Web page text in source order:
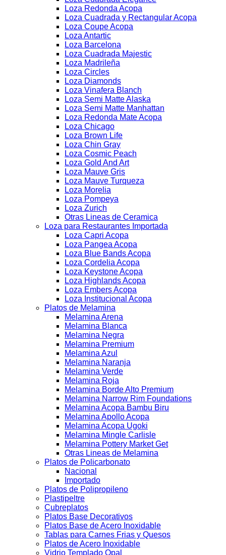
Loza Redonda Acopa
Loza Cuadrada y Rectangular Acopa
Loza Coupe Acopa
Loza Antartic
Loza Barcelona
Loza Cuadrada Majestic
Loza Madrileña
Loza Circles
Loza Diamonds
Loza Vinafera Blanch
Loza Semi Matte Alaska
Loza Semi Matte Manhattan
Loza Redonda Mate Acopa
Loza Chicago
Loza Brown Life
Loza Chin Gray
Loza Cosmic Peach
Loza Gold And Art
Loza Mauve Gris
Loza Mauve Turqueza
Loza Morelia
Loza Pompeya
Loza Zurich
Otras Lineas de Ceramica
Loza para Restaurantes Importada
Loza Capri Acopa
Loza Pangea Acopa
Loza Blue Bands Acopa
Loza Cordelia Acopa
Loza Keystone Acopa
Loza Highlands Acopa
Loza Embers Acopa
Loza Institucional Acopa
Platos de Melamina
Melamina Arena
Melamina Blanca
Melamina Negra
Melamina Premium
Melamina Azul
Melamina Naranja
Melamina Verde
Melamina Roja
Melamina Borde Alto Premium
Melamina Narrow Rim Foundations
Melamina Acopa Bambu Biru
Melamina Apollo Acopa
Melamina Acopa Ugoki
Melamina Mingle Carlisle
Melamina Pottery Market Get
Otras Lineas de Melamina
Platos de Policarbonato
Nacional
Importado
Platos de Polipropileno
Plastipeltre
Cubreplatos
Platos Base Decorativos
Platos Base de Acero Inoxidable
Tablas para Carnes Frias y Quesos
Platos de Acero Inoxidable
Vidrio Templado Opal